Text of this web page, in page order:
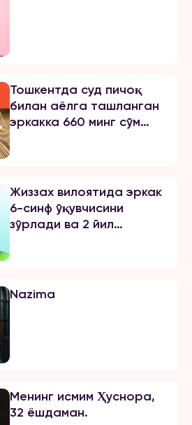
ишлайман. 2024 йил 31 октябрь
куни мени умуман норози бўлган
йигитга […]
Тошкентда суд пичоқ
билан аёлга ташланган
эркакка 660 минг сўм
Жиззах вилоятида эркак
6-синф ўқувчисини
зўрлади ва 2 йил
Nazima
Менинг исмим Ҳуснора,
32 ёшдаман.